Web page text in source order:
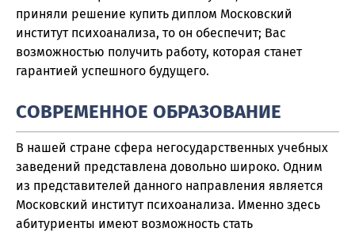
приняли решение купить диплом Московский
институт психоанализа, то он обеспечит; Вас
возможностью получить работу, которая станет
гарантией успешного будущего.
СОВРЕМЕННОЕ ОБРАЗОВАНИЕ
В нашей стране сфера негосударственных учебных
заведений представлена довольно широко. Одним
из представителей данного направления является
Московский институт психоанализа. Именно здесь
абитуриенты имеют возможность стать